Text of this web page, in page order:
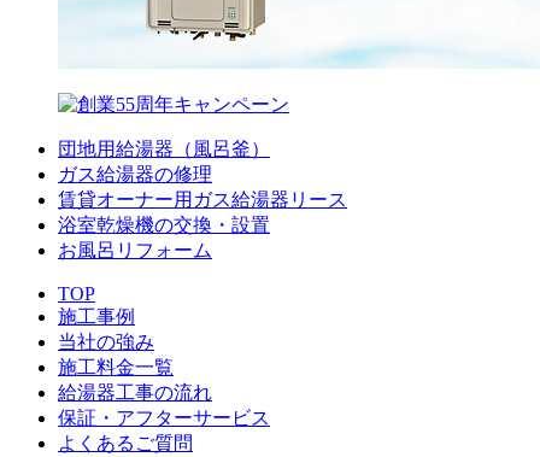
団地用給湯器（風呂釜）
ガス給湯器の修理
賃貸オーナー用ガス給湯器リース
浴室乾燥機の交換・設置
お風呂リフォーム
TOP
施工事例
当社の強み
施工料金一覧
給湯器工事の流れ
保証・アフターサービス
よくあるご質問